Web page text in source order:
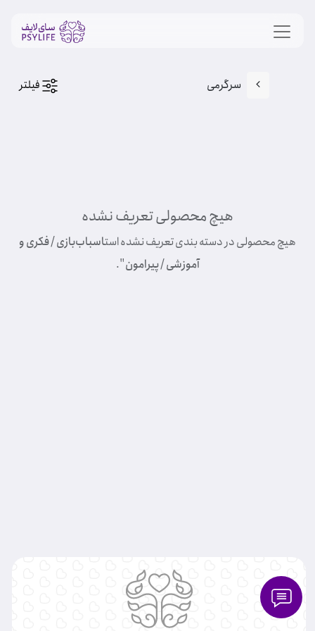
سرگرمی فیلتر
هیچ محصولی تعریف نشده
هیچ محصولی در دسته بندی تعریف نشده استاسباب‌بازی / فکری و
آموزشی / پیرامون".